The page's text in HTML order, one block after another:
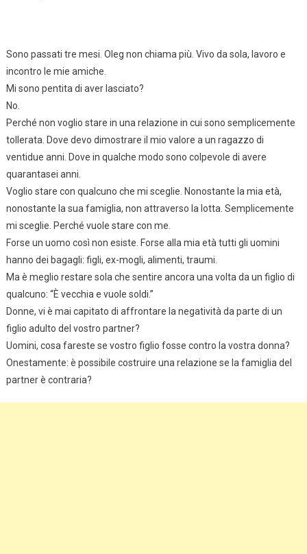
Sono passati tre mesi. Oleg non chiama più. Vivo da sola, lavoro e
incontro le mie amiche.
Mi sono pentita di aver lasciato?
No.
Perché non voglio stare in una relazione in cui sono semplicemente
tollerata. Dove devo dimostrare il mio valore a un ragazzo di
ventidue anni. Dove in qualche modo sono colpevole di avere
quarantasei anni.
Voglio stare con qualcuno che mi sceglie. Nonostante la mia età,
nonostante la sua famiglia, non attraverso la lotta. Semplicemente
mi sceglie. Perché vuole stare con me.
Forse un uomo così non esiste. Forse alla mia età tutti gli uomini
hanno dei bagagli: figli, ex-mogli, alimenti, traumi.
Ma è meglio restare sola che sentire ancora una volta da un figlio di
qualcuno: “È vecchia e vuole soldi.”
Donne, vi è mai capitato di affrontare la negatività da parte di un
figlio adulto del vostro partner?
Uomini, cosa fareste se vostro figlio fosse contro la vostra donna?
Onestamente: è possibile costruire una relazione se la famiglia del
partner è contraria?